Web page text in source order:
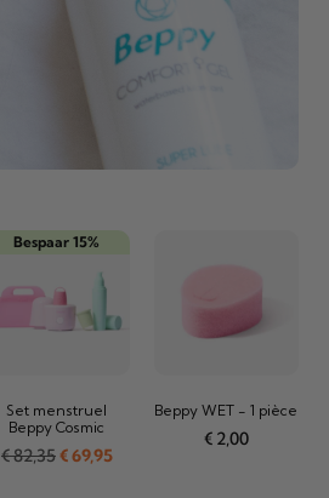
Bespaar 15%
Set menstruel
Beppy Cosmic
€82,35€69,95
Beppy WET - 1 pièce
€2,00